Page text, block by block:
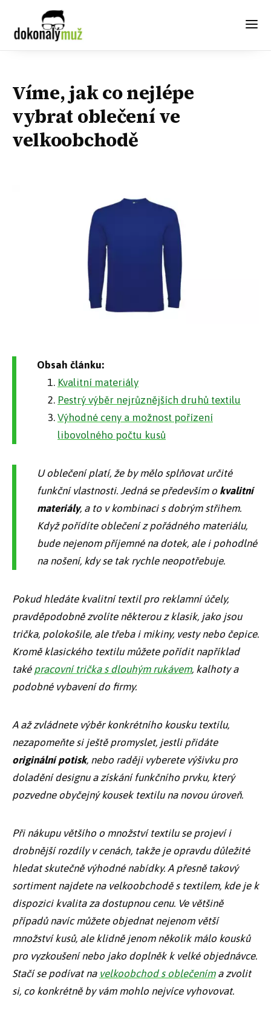
Víme, jak co nejlépe
vybrat oblečení ve
velkoobchodě
Obsah článku:
Kvalitní materiály
Pestrý výběr nejrůznějších druhů textilu
Výhodné ceny a možnost pořízení
libovolného počtu kusů
U oblečení platí, že by mělo splňovat určité
funkční vlastnosti. Jedná se především o kvalitní
materiály, a to v kombinaci s dobrým střihem.
Když pořídíte oblečení z pořádného materiálu,
bude nejenom příjemné na dotek, ale i pohodlné
na nošení, kdy se tak rychle neopotřebuje.
Pokud hledáte kvalitní textil pro reklamní účely,
pravděpodobně zvolíte některou z klasik, jako jsou
trička, polokošile, ale třeba i mikiny, vesty nebo čepice.
Kromě klasického textilu můžete pořídit například
také pracovní trička s dlouhým rukávem, kalhoty a
podobné vybavení do firmy.
A až zvládnete výběr konkrétního kousku textilu,
nezapomeňte si ještě promyslet, jestli přidáte
originální potisk, nebo raději vyberete výšivkupro
doladění designu a získání funkčního prvku, který
pozvedne obyčejný kousek textilu na novou úroveň.
Při nákupu většího o množství textilu se projeví i
drobnější rozdíly v cenách, takže je opravdu důležité
hledat skutečně výhodné nabídky. A přesně takový
sortiment najdete na velkoobchodě s textilem, kde je k
dispozici kvalita za dostupnou cenu. Ve většině
případů navíc můžete objednat nejenom větší
množství kusů, ale klidně jenom několik málo kousků
pro vyzkoušení nebo jako doplněk k velké objednávce.
Stačí se podívat na velkoobchod s oblečeníma zvolit
si, co konkrétně by vám mohlo nejvíce vyhovovat.